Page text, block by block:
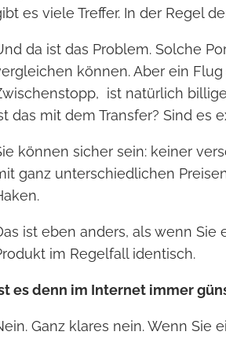
es viele Treffer. In der Regel
da ist das Problem. Solche
können. Aber ein
ist natürlich
das mit dem Transfer? Sind es
können sicher sein: keiner
ganz unterschiedlichen
ist eben anders, als wenn Sie
im Regelfall identisch.
es denn im Internet immer
Ganz klares nein. Wenn Sie